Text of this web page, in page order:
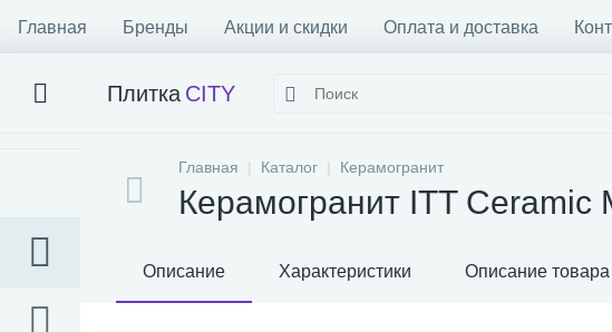
Главная Бренды Акции и скидки Оплата и доставка
Плитка CITY
Главная Каталог Керамогранит
Керамогранит ITT Ceramic
Описание Характеристики Описание товара